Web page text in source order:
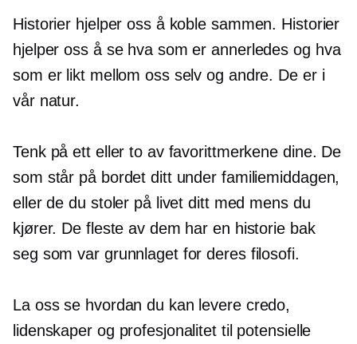
Historier hjelper oss å koble sammen. Historier
hjelper oss å se hva som er annerledes og hva
som er likt mellom oss selv og andre. De er i
vår natur.
Tenk på ett eller to av favorittmerkene dine. De
som står på bordet ditt under familiemiddagen,
eller de du stoler på livet ditt med mens du
kjører. De fleste av dem har en historie bak
seg som var grunnlaget for deres filosofi.
La oss se hvordan du kan levere credo,
lidenskaper og profesjonalitet til potensielle